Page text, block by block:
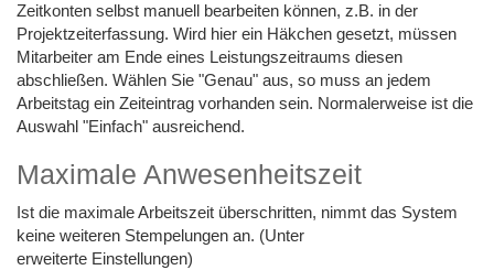
Zeitkonten selbst manuell bearbeiten können, z.B. in der
Projektzeiterfassung. Wird hier ein Häkchen gesetzt, müssen
Mitarbeiter am Ende eines Leistungszeitraums diesen
abschließen. Wählen Sie "Genau" aus, so muss an jedem
Arbeitstag ein Zeiteintrag vorhanden sein. Normalerweise ist die
Auswahl "Einfach" ausreichend.
Maximale Anwesenheitszeit
Ist die maximale Arbeitszeit überschritten, nimmt das System
keine weiteren Stempelungen an. (Unter
erweiterte Einstellungen)